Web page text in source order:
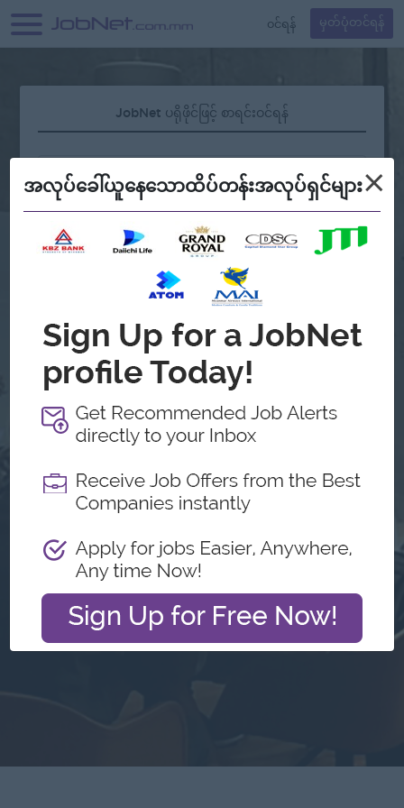
၀င်ရန် မှတ်ပုံတင်ရန်
JobNet ပရိုဖိုင်ဖြင့် စာရင်းဝင်ရန်
လျှို့ဝှက်နံပါတ် မေ့နေပါသလား?
သို့မဟုတ်
Continue with Google
အကောင့်မရှိသေးဘူးလား?မှတ်ပုံတင်မယ်
အလုပ်ခေါ်ယူနေသောထိပ်တန်းအလုပ်ရှင်များ×